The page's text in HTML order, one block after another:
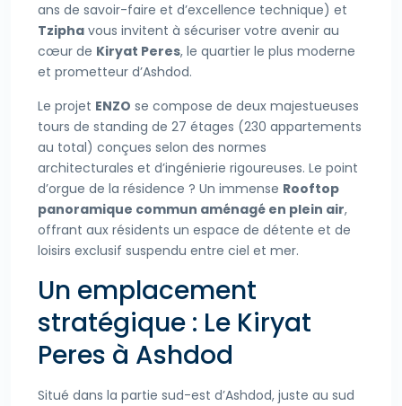
ans de savoir-faire et d’excellence technique) et
Tzipha vous invitent à sécuriser votre avenir au
cœur de Kiryat Peres, le quartier le plus moderne
et prometteur d’Ashdod.
Le projet ENZO se compose de deux majestueuses
tours de standing de 27 étages (230 appartements
au total) conçues selon des normes
architecturales et d’ingénierie rigoureuses. Le point
d’orgue de la résidence ? Un immense Rooftop
panoramique commun aménagé en plein air,
offrant aux résidents un espace de détente et de
loisirs exclusif suspendu entre ciel et mer.
Un emplacement
stratégique : Le Kiryat
Peres à Ashdod
Situé dans la partie sud-est d’Ashdod, juste au sud